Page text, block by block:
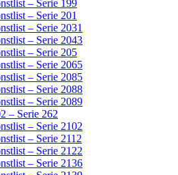
– Serie 199
– Serie 201
– Serie 2031
– Serie 2043
– Serie 205
– Serie 2065
– Serie 2085
– Serie 2088
– Serie 2089
– Serie 262
– Serie 2102
– Serie 2112
– Serie 2122
– Serie 2136